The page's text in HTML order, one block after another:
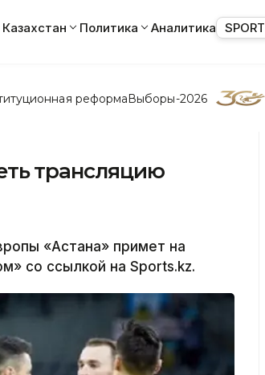
Казахстан Политика Аналитика SPORT
реформаВыборы-2026
трансляцию
«Астана» примет на
со ссылкой на Sports.kz.